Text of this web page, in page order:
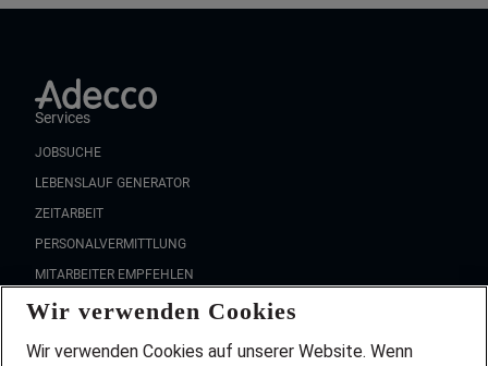
Services
JOBSUCHE
LEBENSLAUF GENERATOR
ZEITARBEIT
PERSONALVERMITTLUNG
MITARBEITER EMPFEHLEN
FAQ
Wir stellen ein!
DEINE BERUFSGRUPPE
Wir verwenden Cookies
Wir verwenden Cookies auf unserer Website. Wenn